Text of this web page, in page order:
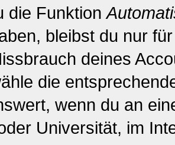
die Funktion
bleibst du nur
deines
die
wenn du an
Universität, im